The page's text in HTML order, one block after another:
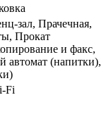
зал, Прачечная,
Прокат
и факс,
автомат (напитки),
Fi